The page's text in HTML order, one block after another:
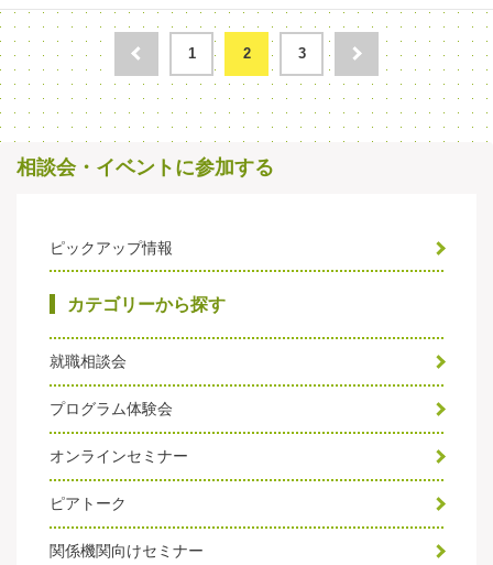
1 2 3
相談会・イベントに参加する
ピックアップ情報
カテゴリーから探す
就職相談会
プログラム体験会
オンラインセミナー
ピアトーク
関係機関向けセミナー